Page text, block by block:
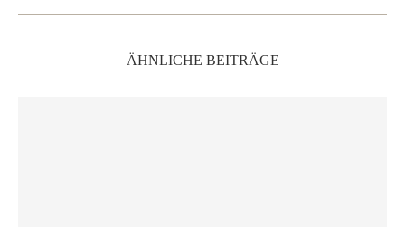
ÄHNLICHE BEITRÄGE